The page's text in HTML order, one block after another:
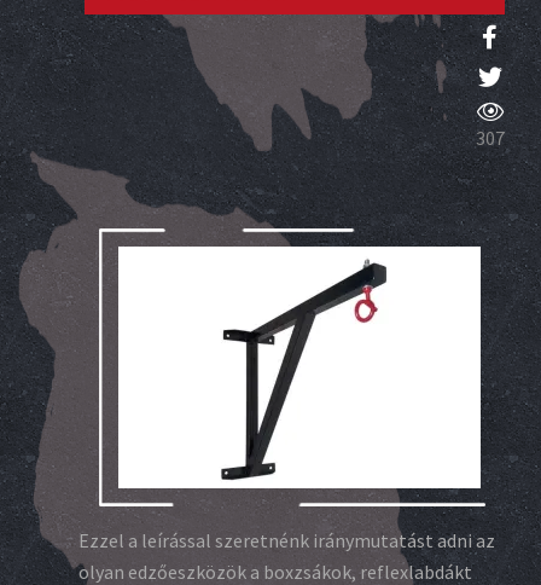
307
Ezzel a leírással szeretnénk iránymutatást adni az
olyan edzőeszközök a boxzsákok, reflexlabdákt